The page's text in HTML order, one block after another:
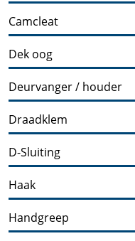
Camcleat
Dek oog
Deurvanger / houder
Draadklem
D-Sluiting
Haak
Handgreep